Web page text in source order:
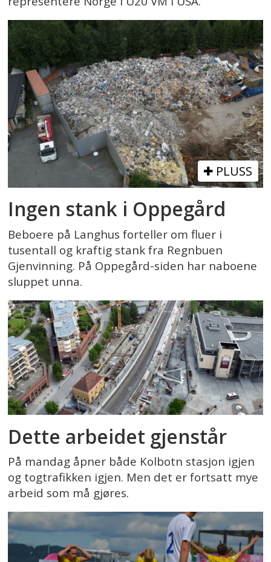
PLUSS
Ingen stank i Oppegård
Beboere på Langhus forteller om fluer i
tusentall og kraftig stank fra Regnbuen
Gjenvinning. På Oppegård-siden har naboene
sluppet unna.
Dette arbeidet gjenstår
På mandag åpner både Kolbotn stasjon igjen
og togtrafikken igjen. Men det er fortsatt mye
arbeid som må gjøres.